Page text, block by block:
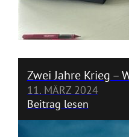
Zwei Jahre Krieg –
11. MÄRZ 2024
Beitrag lesen